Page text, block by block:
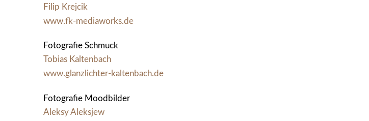
Filip Krejcik
www.fk-mediaworks.de
Fotografie Schmuck
Tobias Kaltenbach
www.glanzlichter-kaltenbach.de
Fotografie Moodbilder
Aleksy Aleksjew